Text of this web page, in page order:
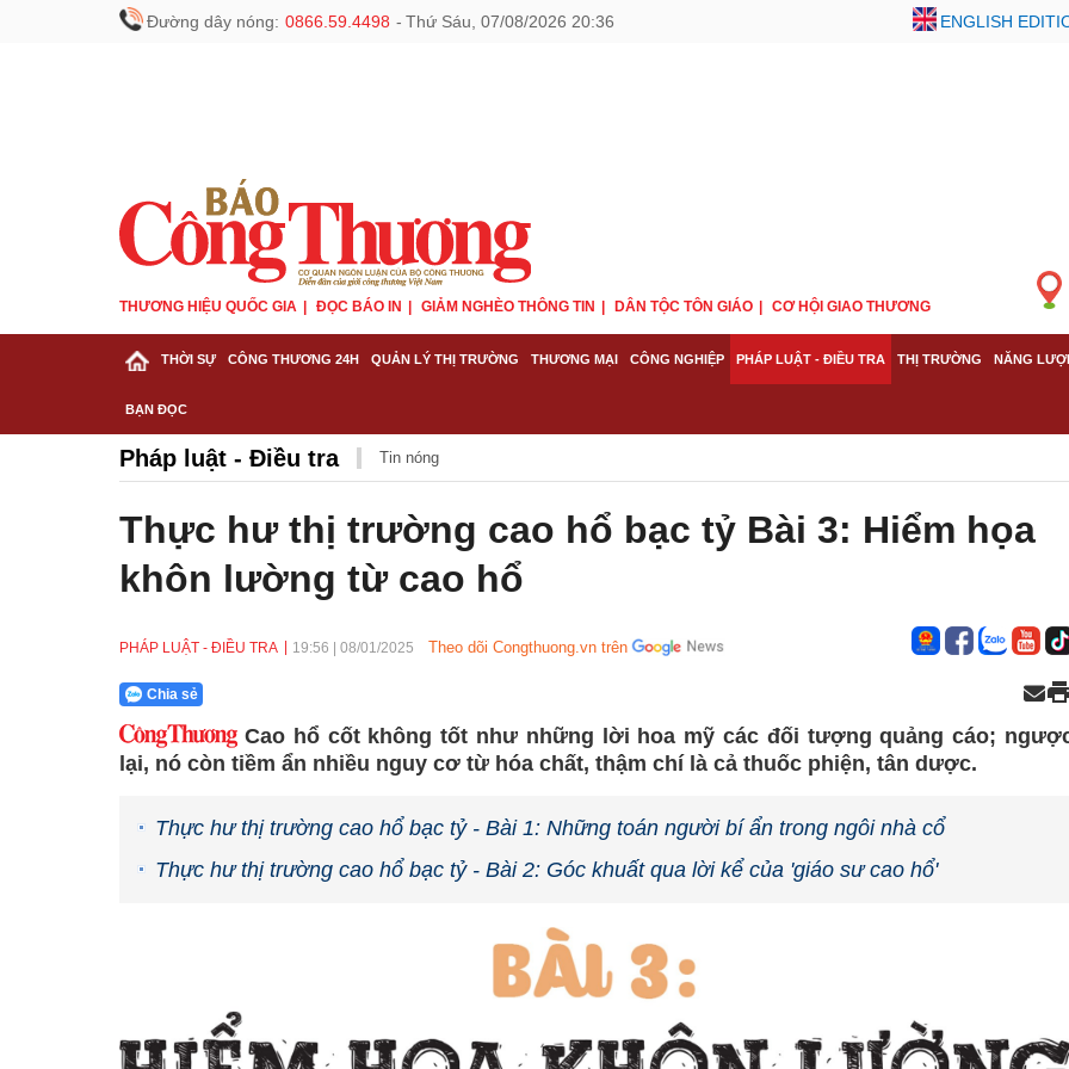
Đường dây nóng: 0866.59.4498 - Thứ Sáu, 07/08/2026 20:36 ENGLISH
THƯƠNG HIỆU QUỐC GIA ĐỌC BÁO IN GIẢM NGHÈO THÔNG TIN DÂN TỘC TÔN GIÁO CƠ HỘI GIAO THƯƠNG
THỜI SỰ CÔNG THƯƠNG 24H QUẢN LÝ THỊ TRƯỜNG THƯƠNG MẠI CÔNG NGHIỆP PHÁP LUẬT - ĐIỀU TRA THỊ TRƯỜNG NĂNG
BẠN ĐỌC
Pháp luật - Điều tra Tin nóng
Thực hư thị trường cao hổ bạc tỷ Bài 3: Hiểm họa
khôn lường từ cao hổ
PHÁP LUẬT - ĐIỀU TRA 19:56 08/01/2025 Theo dõi Congthuong.vn trên
Chia sẻ
Cao hổ cốt không tốt như những lời hoa mỹ các đối tượng quảng cáo;
lại, nó còn tiềm ẩn nhiều nguy cơ từ hóa chất, thậm chí là cả thuốc phiện, tân dược.
Thực hư thị trường cao hổ bạc tỷ - Bài 1: Những toán người bí ẩn trong ngôi nhà cổ
Thực hư thị trường cao hổ bạc tỷ - Bài 2: Góc khuất qua lời kể của 'giáo sư cao hổ'